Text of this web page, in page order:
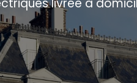
livrée à